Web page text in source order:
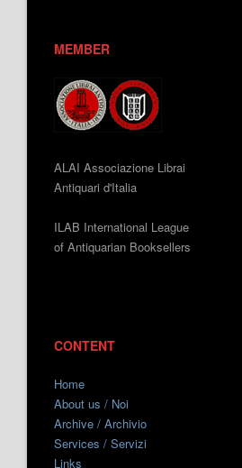
MEMBER
ALAI Associazione Librai
Antiquari d'Italia
ILAB International League
of Antiquarian Booksellers
CONTENT
Home
About us / Noi
Archive / Archivio
Services / Servizi
Links